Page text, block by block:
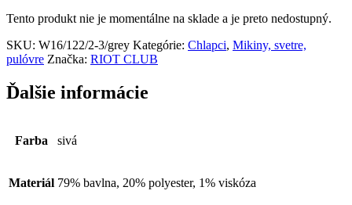
Tento produkt nie je momentálne na sklade a je preto nedostupný.
SKU: W16/122/2-3/grey Kategórie: Chlapci, Mikiny, svetre,
pulóvre Značka: RIOT CLUB
Ďalšie informácie
Farba sivá
Materiál 79% bavlna, 20% polyester, 1% viskóza